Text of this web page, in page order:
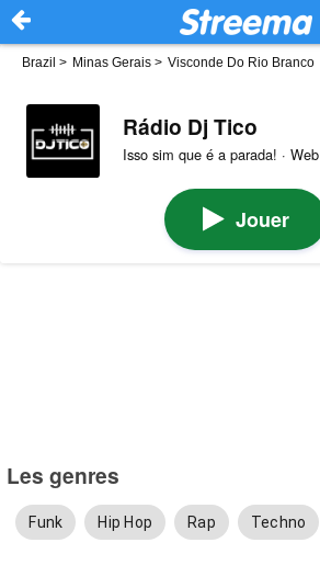
Brazil > Minas Gerais > Visconde Do Rio Branco
Rádio Dj Tico
Isso sim que é a parada! · Web
Jouer
Les genres
Funk Hip Hop Rap Techno